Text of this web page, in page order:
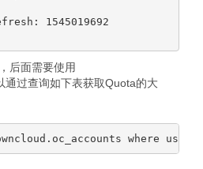
1545019692
后面需要使用
通过查询如下表获取Quota的大